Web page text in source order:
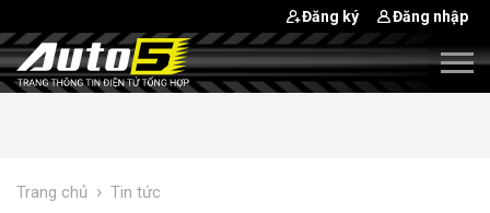
Đăng ký Đăng nhập
Trang chủ › Tin tức